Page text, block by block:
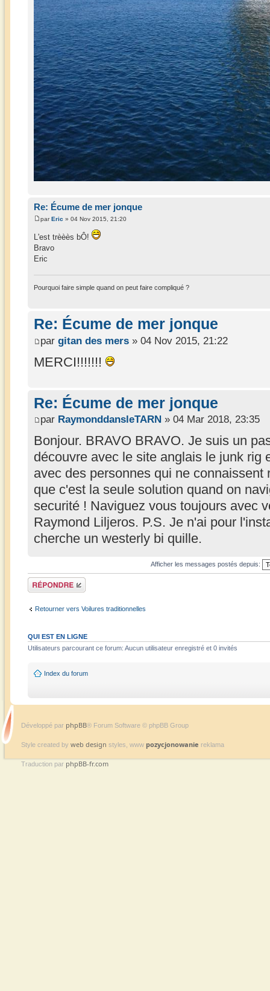
Re: Écume de mer jonque
parEric » 04 Nov 2015, 21:20
L'est trèèès bÔ!
Bravo
Eric
Pourquoi faire simple quand on peut faire compliqué ?
Re: Écume de mer jonque
par gitan des mers » 04 Nov 2015, 21:22
MERCI!!!!!!!
Re: Écume de mer jonque
par RaymonddansleTARN » 04 Mar 2018, 23:35
Bonjour. BRAVO BRAVO. Je suis un
découvre avec le site anglais le junk rig
avec des personnes qui ne
que c'est la seule solution quand on
securité ! Naviguez vous toujours avec
Raymond Liljeros. P.S. Je n'ai pour
cherche un westerly bi quille.
Afficher les messages postés depuis:
Répondre
Retourner vers Voilures traditionnelles
QUI EST EN LIGNE
Utilisateurs parcourant ce forum: Aucun utilisateur enregistré et 0 invités
Index du forum
Développé par phpBB® Forum Software © phpBB Group
Style created by web design styles, www pozycjonowanie reklama
Traduction par phpBB-fr.com